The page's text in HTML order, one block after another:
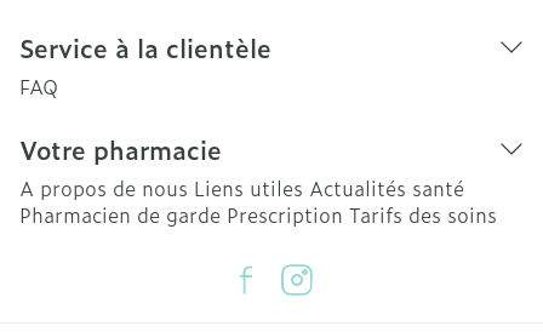
Service à la clientèle
FAQ
Votre pharmacie
A propos de nous Liens utiles Actualités santé
Pharmacien de garde Prescription Tarifs des soins